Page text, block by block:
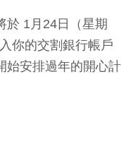
於 1月24日（星期
你的交割銀行帳戶
始安排過年的開心計